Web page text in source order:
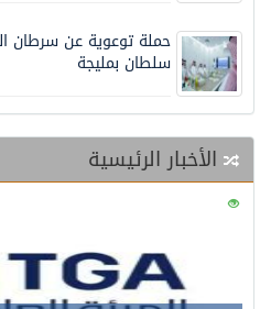
حملة توعوية عن سرطان
سلطان بمليجة
الأخبار الرئيسية
124